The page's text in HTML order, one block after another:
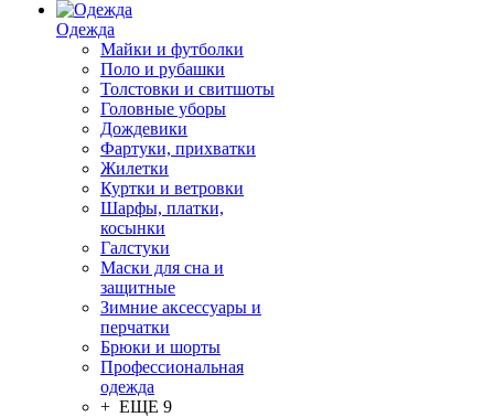
Одежда
Майки и футболки
Поло и рубашки
Толстовки и свитшоты
Головные уборы
Дождевики
Фартуки, прихватки
Жилетки
Куртки и ветровки
Шарфы, платки,
косынки
Галстуки
Маски для сна и
защитные
Зимние аксессуары и
перчатки
Брюки и шорты
Профессиональная
одежда
+ ЕЩЕ 9